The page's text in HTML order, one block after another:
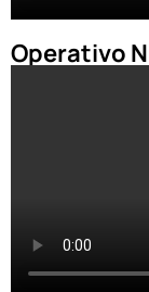
Operativo